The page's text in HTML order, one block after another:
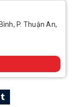
P. Thuận An,